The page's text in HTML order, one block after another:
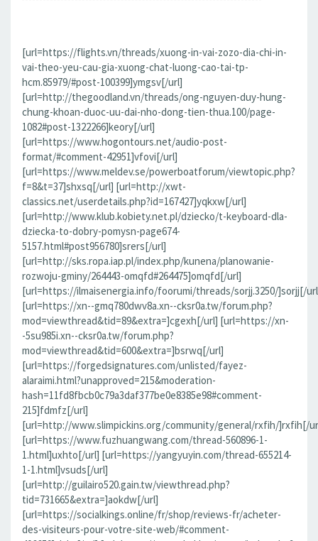
[url=https://flights.vn/threads/xuong-in-vai-zozo-dia-chi-in-
vai-theo-yeu-cau-gia-xuong-chat-luong-cao-tai-tp-
hcm.85979/#post-100399]ymgsv[/url]
[url=http://thegoodland.vn/threads/ong-nguyen-duy-hung-
chung-khoan-duoc-uu-dai-nho-dong-tien-thua.100/page-
1082#post-1322266]keory[/url]
[url=https://www.hogontours.net/audio-post-
format/#comment-42951]vfovi[/url]
[url=https://www.meldev.se/powerboatforum/viewtopic.php?
f=8&t=37]shxsq[/url] [url=http://xwt-
classics.net/userdetails.php?id=167427]yqkxw[/url]
[url=http://www.klub.kobiety.net.pl/dziecko/t-keyboard-dla-
dziecka-to-dobry-pomysn-page674-
5157.html#post956780]srers[/url]
[url=http://sks.ropa.iap.pl/index.php/kunena/planowanie-
rozwoju-gminy/264443-omqfd#264475]omqfd[/url]
[url=https://ilmaisenergia.info/foorumi/threads/sorjj.3250/]sorjj[/
[url=https://xn--gmq780dwv8a.xn--cksr0a.tw/forum.php?
mod=viewthread&tid=89&extra=]cgexh[/url] [url=https://xn-
-5su985i.xn--cksr0a.tw/forum.php?
mod=viewthread&tid=600&extra=]bsrwq[/url]
[url=https://forgedsignatures.com/unlisted/fayez-
alaraimi.html?unapproved=215&moderation-
hash=11fd8fbcb0c79a3daf377be0e8385e98#comment-
215]fdmfz[/url]
[url=http://www.slimpickins.org/community/general/rxfih/]rxfih[/
[url=https://www.fuzhuangwang.com/thread-560896-1-
1.html]uxhto[/url] [url=https://yangyuyin.com/thread-655214-
1-1.html]vsuds[/url]
[url=http://guilairo520.gain.tw/viewthread.php?
tid=731665&extra=]aokdw[/url]
[url=https://socialkings.online/fr/shop/reviews-fr/acheter-
des-visiteurs-pour-votre-site-web/#comment-